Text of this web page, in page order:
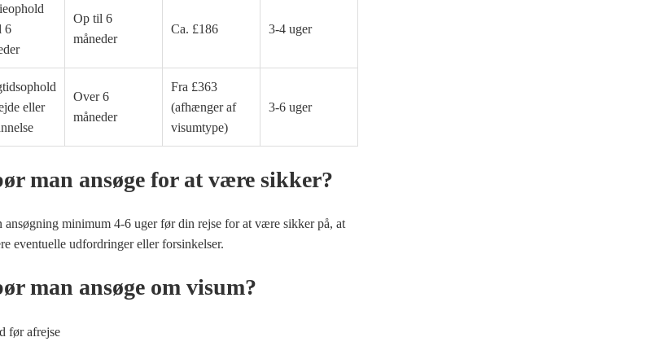
6
Op til 6
måneder
Ca. £186 3-4 uger
eller
Over 6
måneder
Fra £363
(afhænger af
visumtype)
3-6 uger
man ansøge for at være sikker?
ansøgning minimum 4-6 uger før din rejse for at være sikker på, at
eventuelle udfordringer eller forsinkelser.
man ansøge om visum?
før afrejse